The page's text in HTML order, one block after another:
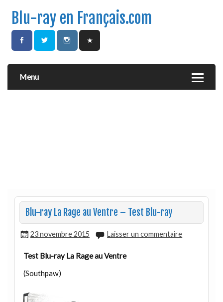
Blu-ray en Français.com
Menu
Blu-ray La Rage au Ventre – Test Blu-ray
23 novembre 2015 Laisser un commentaire
Test Blu-ray La Rage au Ventre
(Southpaw)